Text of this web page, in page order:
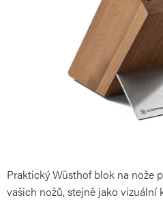
Praktický Wüsthof blok na nože
vašich nožů, stejně jako vizuální